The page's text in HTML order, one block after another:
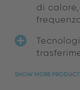
di
SHOW MORE PRODUCT